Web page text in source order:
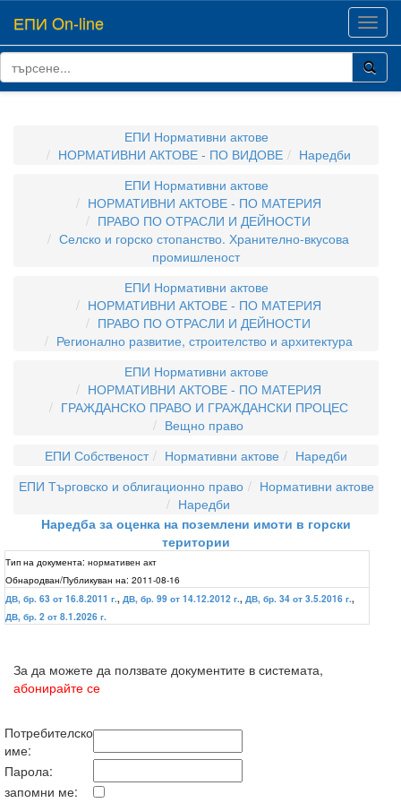
ЕПИ On-line
ЕПИ Нормативни актове
НОРМАТИВНИ АКТОВЕ - ПО ВИДОВЕ
Наредби
ЕПИ Нормативни актове
НОРМАТИВНИ АКТОВЕ - ПО МАТЕРИЯ
ПРАВО ПО ОТРАСЛИ И ДЕЙНОСТИ
Селско и горско стопанство. Хранително-вкусова
промишленост
ЕПИ Нормативни актове
НОРМАТИВНИ АКТОВЕ - ПО МАТЕРИЯ
ПРАВО ПО ОТРАСЛИ И ДЕЙНОСТИ
Регионално развитие, строителство и архитектура
ЕПИ Нормативни актове
НОРМАТИВНИ АКТОВЕ - ПО МАТЕРИЯ
ГРАЖДАНСКО ПРАВО И ГРАЖДАНСКИ ПРОЦЕС
Вещно право
ЕПИ Собственост
Нормативни актове
Наредби
ЕПИ Търговско и облигационно право
Нормативни актове
Наредби
Наредба за оценка на поземлени имоти в горски
територии
Тип на документа: нормативен акт
Обнародван/Публикуван на: 2011-08-16
ДВ, бр. 63 от 16.8.2011 г., ДВ, бр. 99 от 14.12.2012 г., ДВ, бр. 34 от 3.5.2016 г.,
ДВ, бр. 2 от 8.1.2026 г.
За да можете да ползвате документите в системата,
абонирайте се
Потребителско
име:
Парола:
запомни ме: